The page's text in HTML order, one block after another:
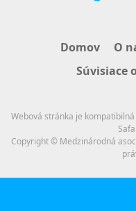
Domov O
Súvisiace
Webová stránka je
Copyright © Medzinárodná